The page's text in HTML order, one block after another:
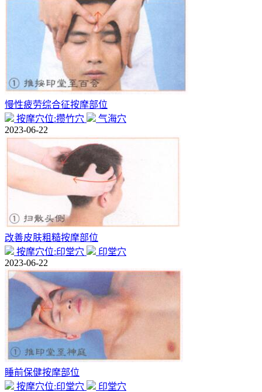
慢性疲劳综合征按摩部位
按摩穴位:攒竹穴
气海穴
2023-06-22
改善皮肤粗糙按摩部位
按摩穴位:印堂穴
印堂穴
2023-06-22
睡前保健按摩部位
按摩穴位:印堂穴
印堂穴